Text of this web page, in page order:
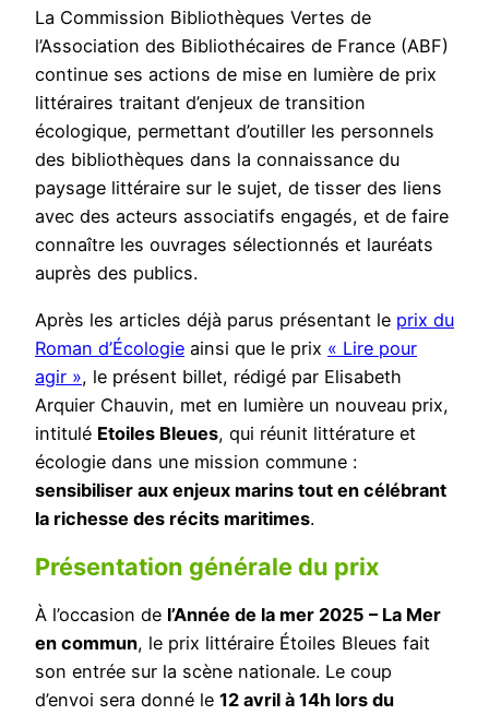
La Commission Bibliothèques Vertes de
l’Association des Bibliothécaires de France (ABF)
continue ses actions de mise en lumière de prix
littéraires traitant d’enjeux de transition
écologique, permettant d’outiller les personnels
des bibliothèques dans la connaissance du
paysage littéraire sur le sujet, de tisser des liens
avec des acteurs associatifs engagés, et de faire
connaître les ouvrages sélectionnés et lauréats
auprès des publics.
Après les articles déjà parus présentant le prix du
Roman d’Écologie ainsi que le prix « Lire pour
agir », le présent billet, rédigé par Elisabeth
Arquier Chauvin, met en lumière un nouveau prix,
intitulé Etoiles Bleues, qui réunit littérature et
écologie dans une mission commune :
sensibiliser aux enjeux marins tout en célébrant
la richesse des récits maritimes.
Présentation générale du prix
À l’occasion de l’Année de la mer 2025 – La Mer
en commun, le prix littéraire Étoiles Bleues fait
son entrée sur la scène nationale. Le coup
d’envoi sera donné le 12 avril à 14h lors du